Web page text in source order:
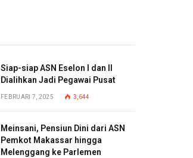
Siap-siap ASN Eselon I dan II
Dialihkan Jadi Pegawai Pusat
FEBRUARI 7, 2025 3,644
Meinsani, Pensiun Dini dari ASN
Pemkot Makassar hingga
Melenggang ke Parlemen